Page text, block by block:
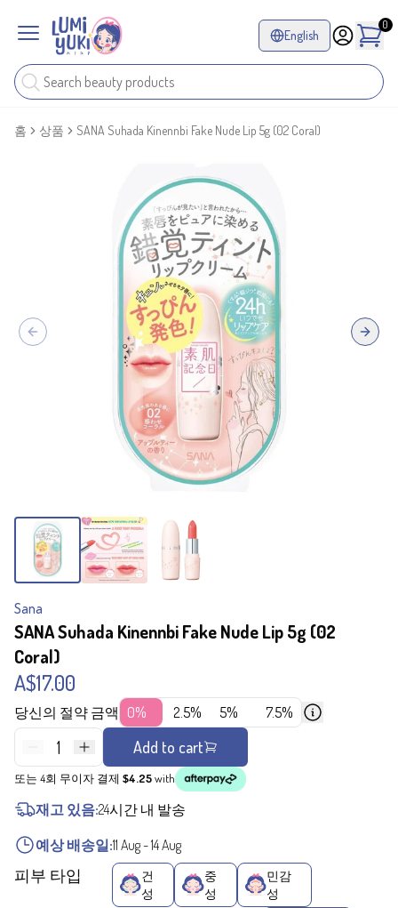
English
0
홈 상품 SANA Suhada Kinennbi Fake Nude Lip 5g (02 Coral)
Previous slide Next
Sana
SANA Suhada Kinennbi Fake Nude Lip 5g (02
Coral)
A$17.00
당신의 절약 금액 0% 2.5% 5% 7.5%
1 Add to cart
또는 4회 무이자 결제 $4.25with
재고 있음:24시간 내 발송
예상 배송일:11 Aug-14 Aug
피부 타입
건
성
중
성
민감
성